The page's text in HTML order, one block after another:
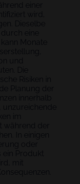
einer
wird,
Dieselbe
eine
Monate
und
Die
Risiken in
Planung der
innerhalb
im
der
In einigen
oder
Produkt
mit